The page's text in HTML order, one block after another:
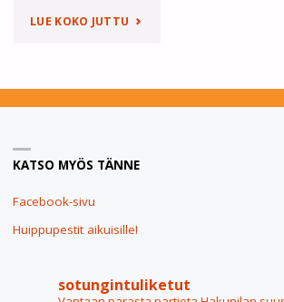
LUE KOKO JUTTU "KESÄKETTU
KATSO MYÖS TÄNNE
Facebook-sivu
Huippupestit aikuisille!
sotungintuliketut